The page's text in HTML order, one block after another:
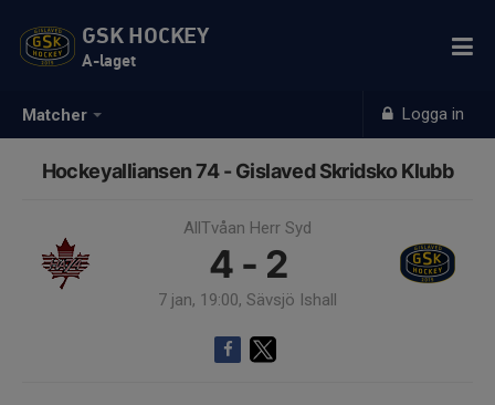
Matcher Logga in
GSK HOCKEY
A-laget
Hockeyalliansen 74 - Gislaved Skridsko Klubb
AllTvåan Herr Syd
4 - 2
7 jan, 19:00, Sävsjö Ishall